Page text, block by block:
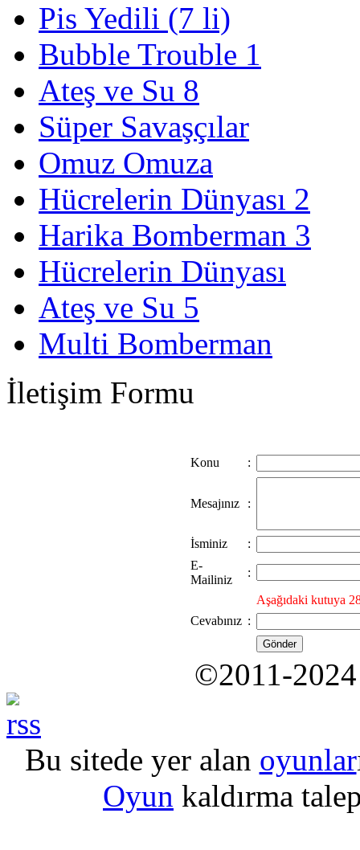
Pis Yedili (7 li)
Bubble Trouble 1
Ateş ve Su 8
Süper Savaşçılar
Omuz Omuza
Hücrelerin Dünyası 2
Harika Bomberman 3
Hücrelerin Dünyası
Ateş ve Su 5
Multi Bomberman
İletişim Formu
Konu :
Mesajınız :
İsminiz
:
E-
Mailiniz
:
Aşağıdaki kutuya
Cevabınız :
©2011-
Bu sitede yer alan oyunlar
Oyun kaldırma